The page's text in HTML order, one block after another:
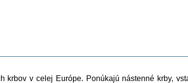
krbov v celej Európe. Ponúkajú nástenné krby,